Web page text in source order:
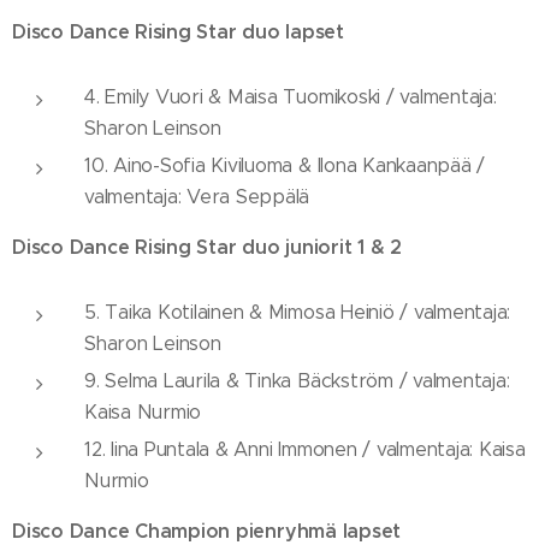
Disco Dance Rising Star duo lapset
4. Emily Vuori & Maisa Tuomikoski / valmentaja:
Sharon Leinson
10. Aino-Sofia Kiviluoma & Ilona Kankaanpää /
valmentaja: Vera Seppälä
Disco Dance Rising Star duo juniorit 1 & 2
5. Taika Kotilainen & Mimosa Heiniö / valmentaja:
Sharon Leinson
9. Selma Laurila & Tinka Bäckström / valmentaja:
Kaisa Nurmio
12. Iina Puntala & Anni Immonen / valmentaja: Kaisa
Nurmio
Disco Dance Champion pienryhmä lapset